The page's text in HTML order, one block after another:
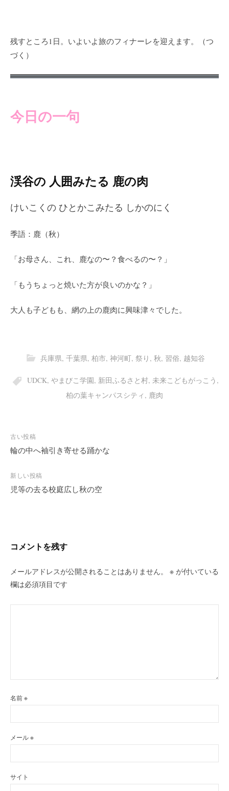
残すところ1日。いよいよ旅のフィナーレを迎えます。（つ
づく）
今日の一句
渓谷の 人囲みたる 鹿の肉
けいこくの ひとかこみたる しかのにく
季語：鹿（秋）
「お母さん、これ、鹿なの〜？食べるの〜？」
「もうちょっと焼いた方が良いのかな？」
大人も子どもも、網の上の鹿肉に興味津々でした。
兵庫県, 千葉県, 柏市, 神河町, 祭り , 秋, 習俗, 越知谷
UDCK, やまびこ学園, 新田ふるさと村, 未来こどもがっこう ,
柏の葉キャンパスシティ , 鹿肉
投
稿
ビ
ゲ
ン
古い投稿
輪の中へ袖引き寄せる踊かな
新しい投稿
児等の去る校庭広し秋の空
コメントを残す
メールアドレスが公開されることはありません。 ※ が付いている
欄は必須項目です
名前※
メール※
サイト